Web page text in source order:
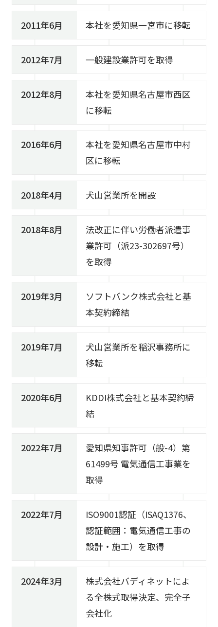
2011年6月 本社を愛知県一宮市に移転
2012年7月 一般建設業許可を取得
2012年8月
本社を愛知県名古屋市西区
に移転
2016年6月
本社を愛知県名古屋市中村
区に移転
2018年4月 犬山営業所を開設
2018年8月
法改正に伴い労働者派遣事
業許可（派23-302697号）
を取得
2019年3月
ソフトバンク株式会社と基
本契約締結
2019年7月
犬山営業所を稲沢事務所に
移転
2020年6月
KDDI株式会社と基本契約締
結
2022年7月
愛知県知事許可（般-4）第
61499号 電気通信工事業を
取得
2022年7月
ISO9001認証（ISAQ1376、
認証範囲：電気通信工事の
設計・施工）を取得
2024年3月
株式会社バディネットによ
る全株式取得決定、完全子
会社化